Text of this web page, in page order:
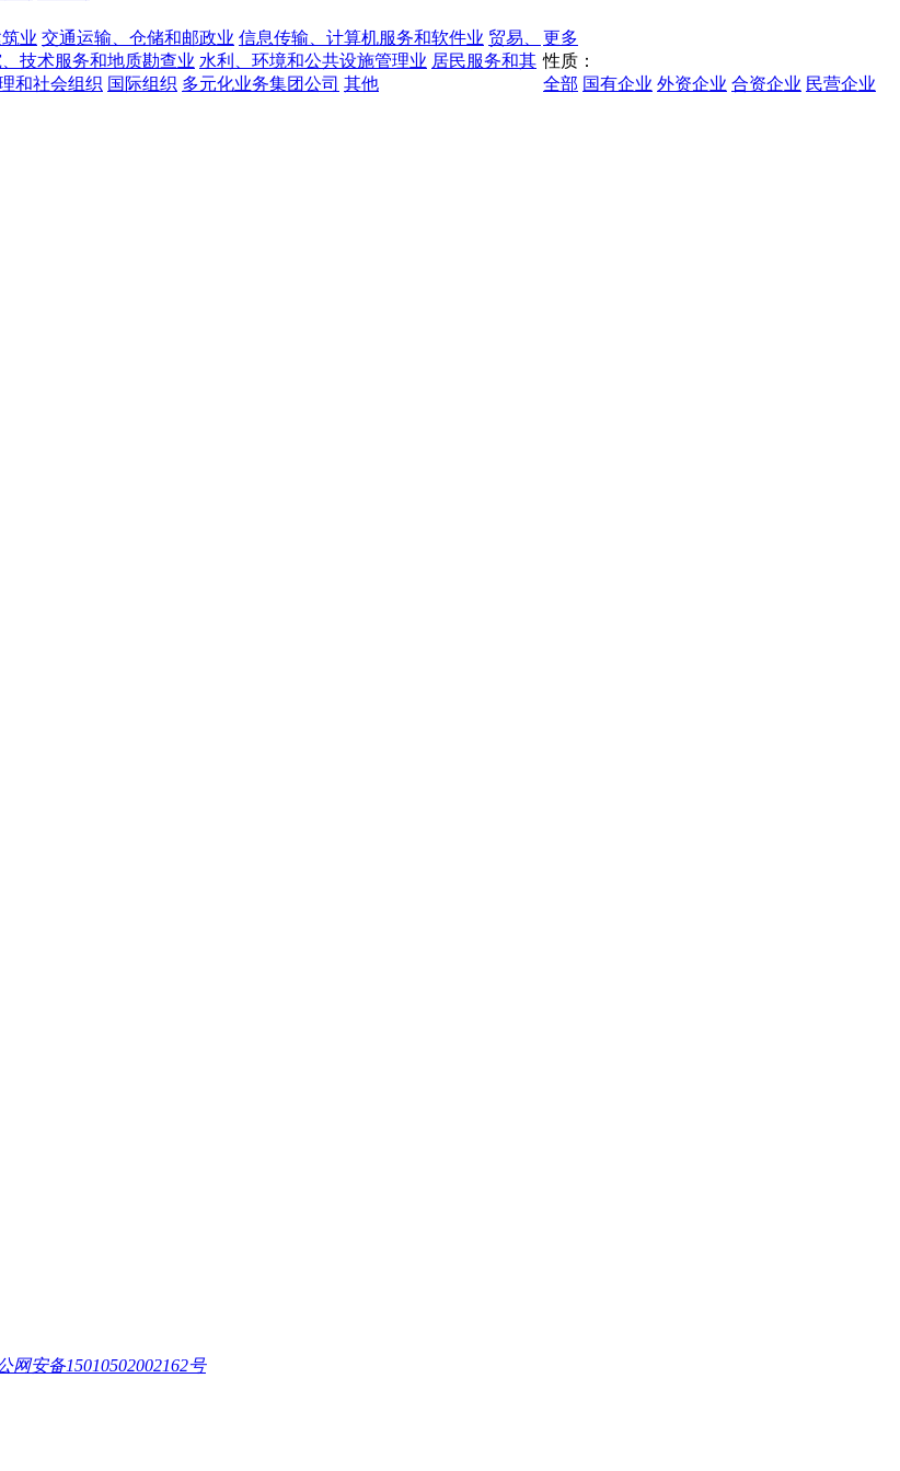
业 交通运输、仓储和邮政业 信息传输、计算机服务和软件业 贸易、
技术服务和地质勘查业 水利、环境和公共设施管理业 居民服务和其
和社会组织 国际组织 多元化业务集团公司 其他
更多
性质：
全部 国有企业 外资企业 合资企业 民营企业
网安备15010502002162号